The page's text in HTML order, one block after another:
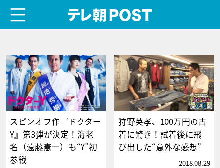
スピンオフ作『ドクター
Y』第3弾が決定！海老
名（遠藤憲一）も“Y”初
参戦
狩野英孝、100万円の古
着に驚き！試着後に飛
び出した“意外な感想”
2018.08.29